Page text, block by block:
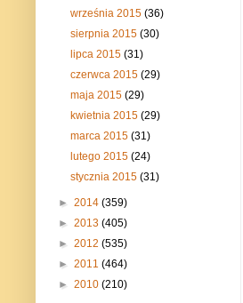
września 2015(36)
sierpnia 2015(30)
lipca 2015(31)
czerwca 2015(29)
maja 2015(29)
kwietnia 2015(29)
marca 2015(31)
lutego 2015(24)
stycznia 2015(31)
► 2014 (359)
► 2013 (405)
► 2012 (535)
► 2011 (464)
► 2010 (210)